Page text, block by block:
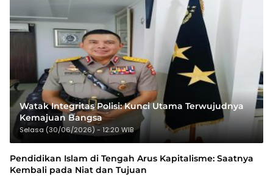
Watak Integritas Polisi: Kunci Utama Terwujudnya
Kemajuan Bangsa
Selasa (30/06/2026) - 12:20 WIB
Pendidikan Islam di Tengah Arus Kapitalisme: Saatnya
Kembali pada Niat dan Tujuan